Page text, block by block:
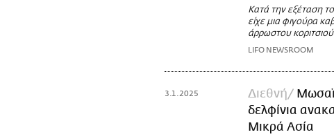
Κατά την εξέταση
είχε μια φιγούρα
άρρωστου
LIFO NEWSROOM
3.1.2025 Διεθνή
δελφίνια
Μικρά Ασία